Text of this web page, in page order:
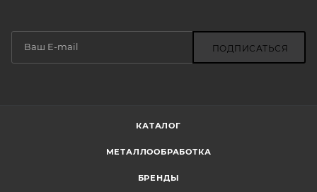
ПОДПИСАТЬСЯ
КАТАЛОГ
МЕТАЛЛООБРАБОТКА
БРЕНДЫ